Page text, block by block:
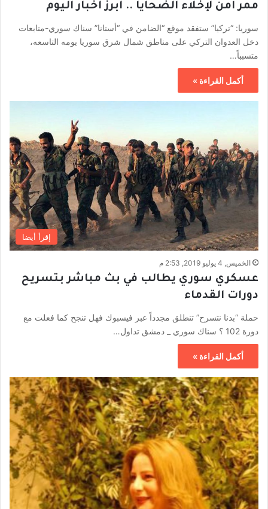
ممر آمن لإخلاء الضحايا .. أبرز أخبار اليوم
سوريا: “تركيا” ستفقد موقع “الضامن في “أستانا” سناك سوري-متابعات
دخل العدوان التركي على مناطق شمال شرق سوريا يومه التاسعه،
متسبباً…
أكمل القراءة »
إقرأ أيضا
الخميس, 4 يوليو 2019, 2:53 م
عسكري سوري يطالب في بث مباشر بتسريح
دورات القدماء
حملة “بدنا نتسرح” تنطلق مجدداً عبر فيسبوك فهل تنجح كما فعلت مع
دورة 102 ؟ سناك سوري _ دمشق تداول…
أكمل القراءة »